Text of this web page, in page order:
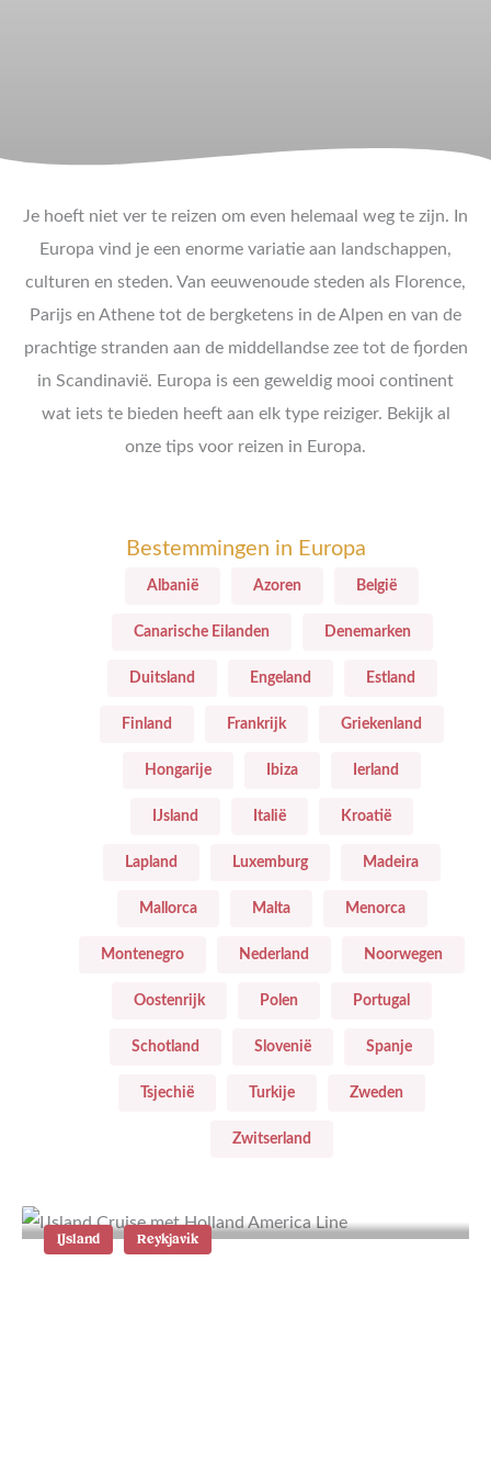
Je hoeft niet ver te reizen om even helemaal weg te zijn. In
Europa vind je een enorme variatie aan landschappen,
culturen en steden. Van eeuwenoude steden als Florence,
Parijs en Athene tot de bergketens in de Alpen en van de
prachtige stranden aan de middellandse zee tot de fjorden
in Scandinavië. Europa is een geweldig mooi continent
wat iets te bieden heeft aan elk type reiziger. Bekijk al
onze tips voor reizen in Europa.
Bestemmingen in Europa
Albanië Azoren België
Canarische Eilanden Denemarken
Duitsland Engeland Estland
Finland Frankrijk Griekenland
Hongarije Ibiza Ierland
IJsland Italië Kroatië
Lapland Luxemburg Madeira
Mallorca Malta Menorca
Montenegro Nederland Noorwegen
Oostenrijk Polen Portugal
Schotland Slovenië Spanje
Tsjechië Turkije Zweden
Zwitserland
IJsland Reykjavik